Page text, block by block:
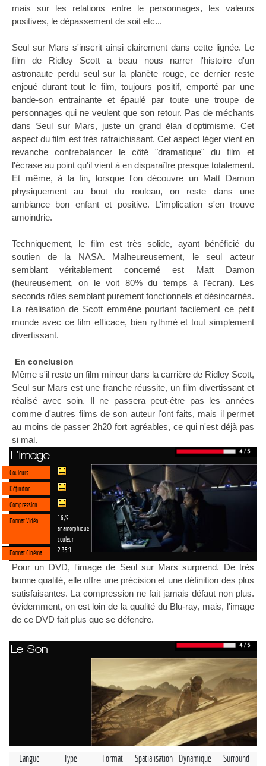
mais sur les relations entre le personnages, les valeurs
positives, le dépassement de soit etc...
Seul sur Mars s'inscrit ainsi clairement dans cette lignée. Le
film de Ridley Scott a beau nous narrer l'histoire d'un
astronaute perdu seul sur la planète rouge, ce dernier reste
enjoué durant tout le film, toujours positif, emporté par une
bande-son entrainante et épaulé par toute une troupe de
personnages qui ne veulent que son retour. Pas de méchants
dans Seul sur Mars, juste un grand élan d'optimisme. Cet
aspect du film est très rafraichissant. Cet aspect léger vient en
revanche contrebalancer le côté "dramatique" du film et
l'écrase au point qu'il vient à en disparaître presque totalement.
Et même, à la fin, lorsque l'on découvre un Matt Damon
physiquement au bout du rouleau, on reste dans une
ambiance bon enfant et positive. L'implication s'en trouve
amoindrie.
Techniquement, le film est très solide, ayant bénéficié du
soutien de la NASA. Malheureusement, le seul acteur
semblant véritablement concerné est Matt Damon
(heureusement, on le voit 80% du temps à l'écran). Les
seconds rôles semblant purement fonctionnels et désincarnés.
La réalisation de Scott emmène pourtant facilement ce petit
monde avec ce film efficace, bien rythmé et tout simplement
divertissant.
En conclusion
Même s'il reste un film mineur dans la carrière de Ridley Scott,
Seul sur Mars est une franche réussite, un film divertissant et
réalisé avec soin. Il ne passera peut-être pas les années
comme d'autres films de son auteur l'ont faits, mais il permet
au moins de passer 2h20 fort agréables, ce qui n'est déjà pas
si mal.
L'image
Couleurs
Définition
Compression
Format Vidéo
16/9
anamorphique
couleur
Format Cinéma
2.35:1
Pour un DVD, l'image de Seul sur Mars surprend. De très
bonne qualité, elle offre une précision et une définition des plus
satisfaisantes. La compression ne fait jamais défaut non plus.
évidemment, on est loin de la qualité du Blu-ray, mais, l'image
de ce DVD fait plus que se défendre.
Le Son
Langue Type Format Spatialisation Dynamique
Surround